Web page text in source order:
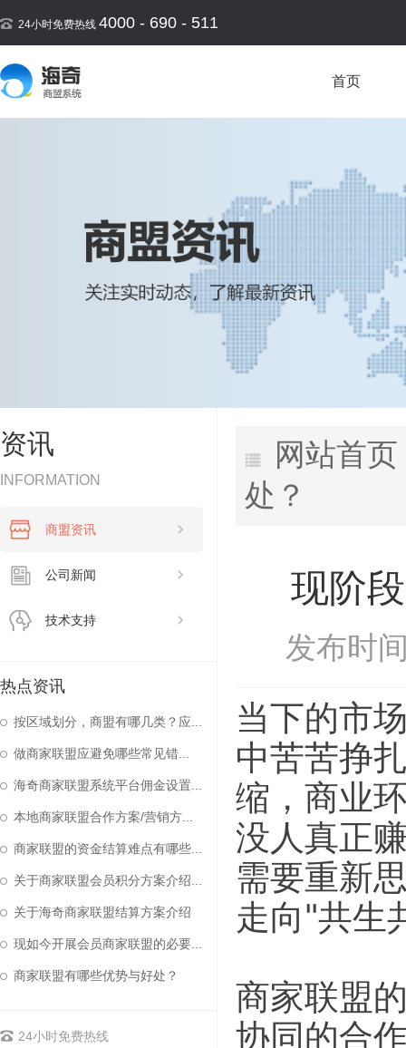
24小时免费热线 4000 - 690 - 511
首页
资讯
INFORMATION
商盟资讯
公司新闻
技术支持
热点资讯
按区域划分，商盟有哪几类？应...
做商家联盟应避免哪些常见错...
海奇商家联盟系统平台佣金设置...
本地商家联盟合作方案/营销方...
商家联盟的资金结算难点有哪些...
关于商家联盟会员积分方案介绍...
关于海奇商家联盟结算方案介绍
现如今开展会员商家联盟的必要...
商家联盟有哪些优势与好处？
24小时免费热线
网站首页
处？
现阶
发布时
当下的市
中苦苦挣
缩，商业
没人真正
需要重新
走向"共生
商家联盟
协同的合